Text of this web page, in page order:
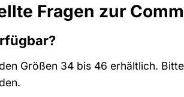
Fragen zur
Größen 34 bis 46 erhältlich.